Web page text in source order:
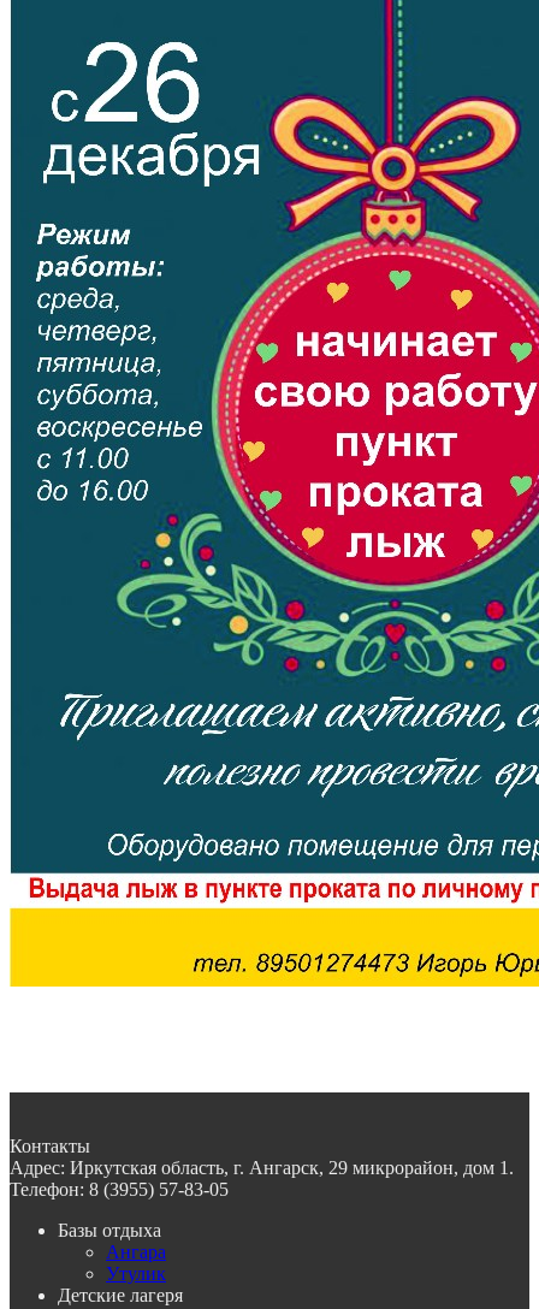
Контакты
Адрес: Иркутская область, г. Ангарск, 29 микрорайон, дом 1.
Телефон: 8 (3955) 57-83-05
Базы отдыха
Ангара
Утулик
Детские лагеря